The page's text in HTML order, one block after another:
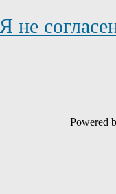
Я не
Powered